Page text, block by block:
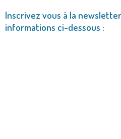
Inscrivez vous à la
informations ci-dessous :